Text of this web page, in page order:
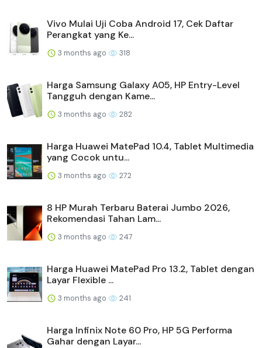
Vivo Mulai Uji Coba Android 17, Cek Daftar
Perangkat yang Ke...
3 months ago 318
Harga Samsung Galaxy A05, HP Entry-Level
Tangguh dengan Kame...
3 months ago 282
Harga Huawei MatePad 10.4, Tablet Multimedia
yang Cocok untu...
3 months ago 272
8 HP Murah Terbaru Baterai Jumbo 2026,
Rekomendasi Tahan Lam...
3 months ago 247
Harga Huawei MatePad Pro 13.2, Tablet dengan
Layar Flexible ...
3 months ago 241
Harga Infinix Note 60 Pro, HP 5G Performa
Gahar dengan Layar...